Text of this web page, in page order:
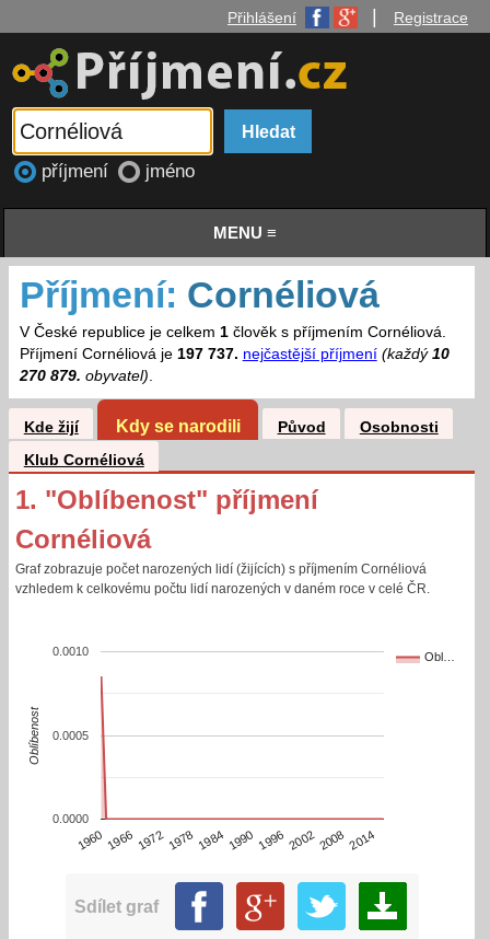
Přihlášení Registrace
příjmení jméno
MENU ≡
Příjmení: Cornéliová
V České republice je celkem 1člověk s příjmením Cornéliová.
Příjmení Cornéliová je 197 737. nejčastější příjmení (každý 10
270 879. obyvatel).
Kde žijí Kdy se narodili Původ
Osobnosti
Klub Cornéliová
1. "Oblíbenost" příjmení
Cornéliová
Graf zobrazuje počet narozených lidí (žijících) s příjmením Cornéliová
vzhledem k celkovému počtu lidí narozených v daném roce v celé ČR.
Obl…
1960 1966 1972 1978 1984 1990 1996 200220082014
0.0000
0.0005
0.0010
Oblíbenost
Sdílet graf